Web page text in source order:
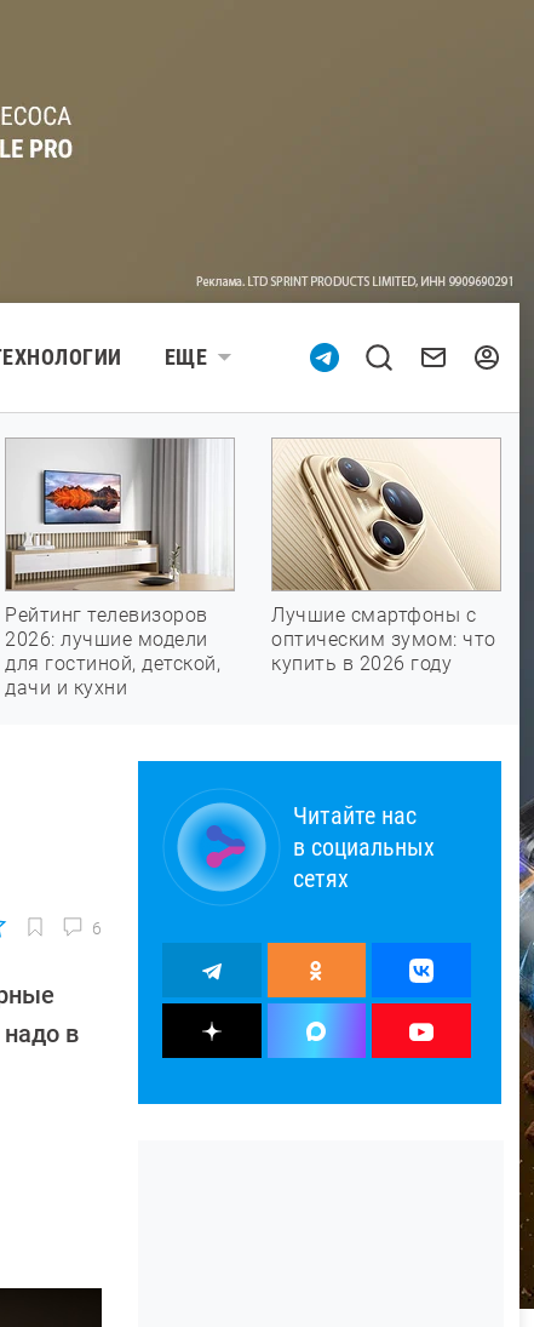
ЕЩЕ
Рейтинг телевизоров
2026: лучшие модели
для гостиной, детской,
дачи и кухни
Лучшие смартфоны с
оптическим зумом: что
купить в 2026 году
6
в
Читайте нас
в социальных
сетях